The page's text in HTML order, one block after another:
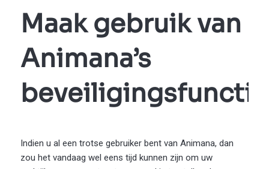
Maak gebruik van
Animana’s
Indien u al een trotse gebruiker bent van Animana, dan
zou het vandaag wel eens tijd kunnen zijn om uw